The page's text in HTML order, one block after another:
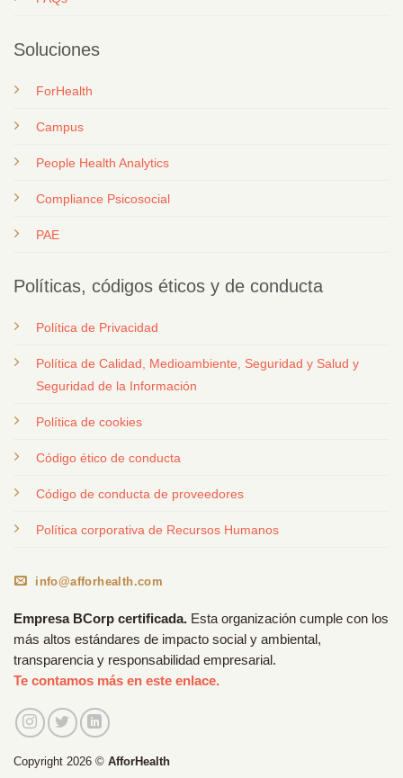
Soluciones
ForHealth
Campus
People Health Analytics
Compliance Psicosocial
PAE
Políticas, códigos éticos y de conducta
Política de Privacidad
Política de Calidad, Medioambiente, Seguridad y Salud y
Seguridad de la Información
Política de cookies
Código ético de conducta
Código de conducta de proveedores
Política corporativa de Recursos Humanos
info@afforhealth.com
Empresa BCorp certificada. Esta organización cumple con los
más altos estándares de impacto social y ambiental,
transparencia y responsabilidad empresarial.
Te contamos más en este enlace.
Copyright 2026 © AfforHealth